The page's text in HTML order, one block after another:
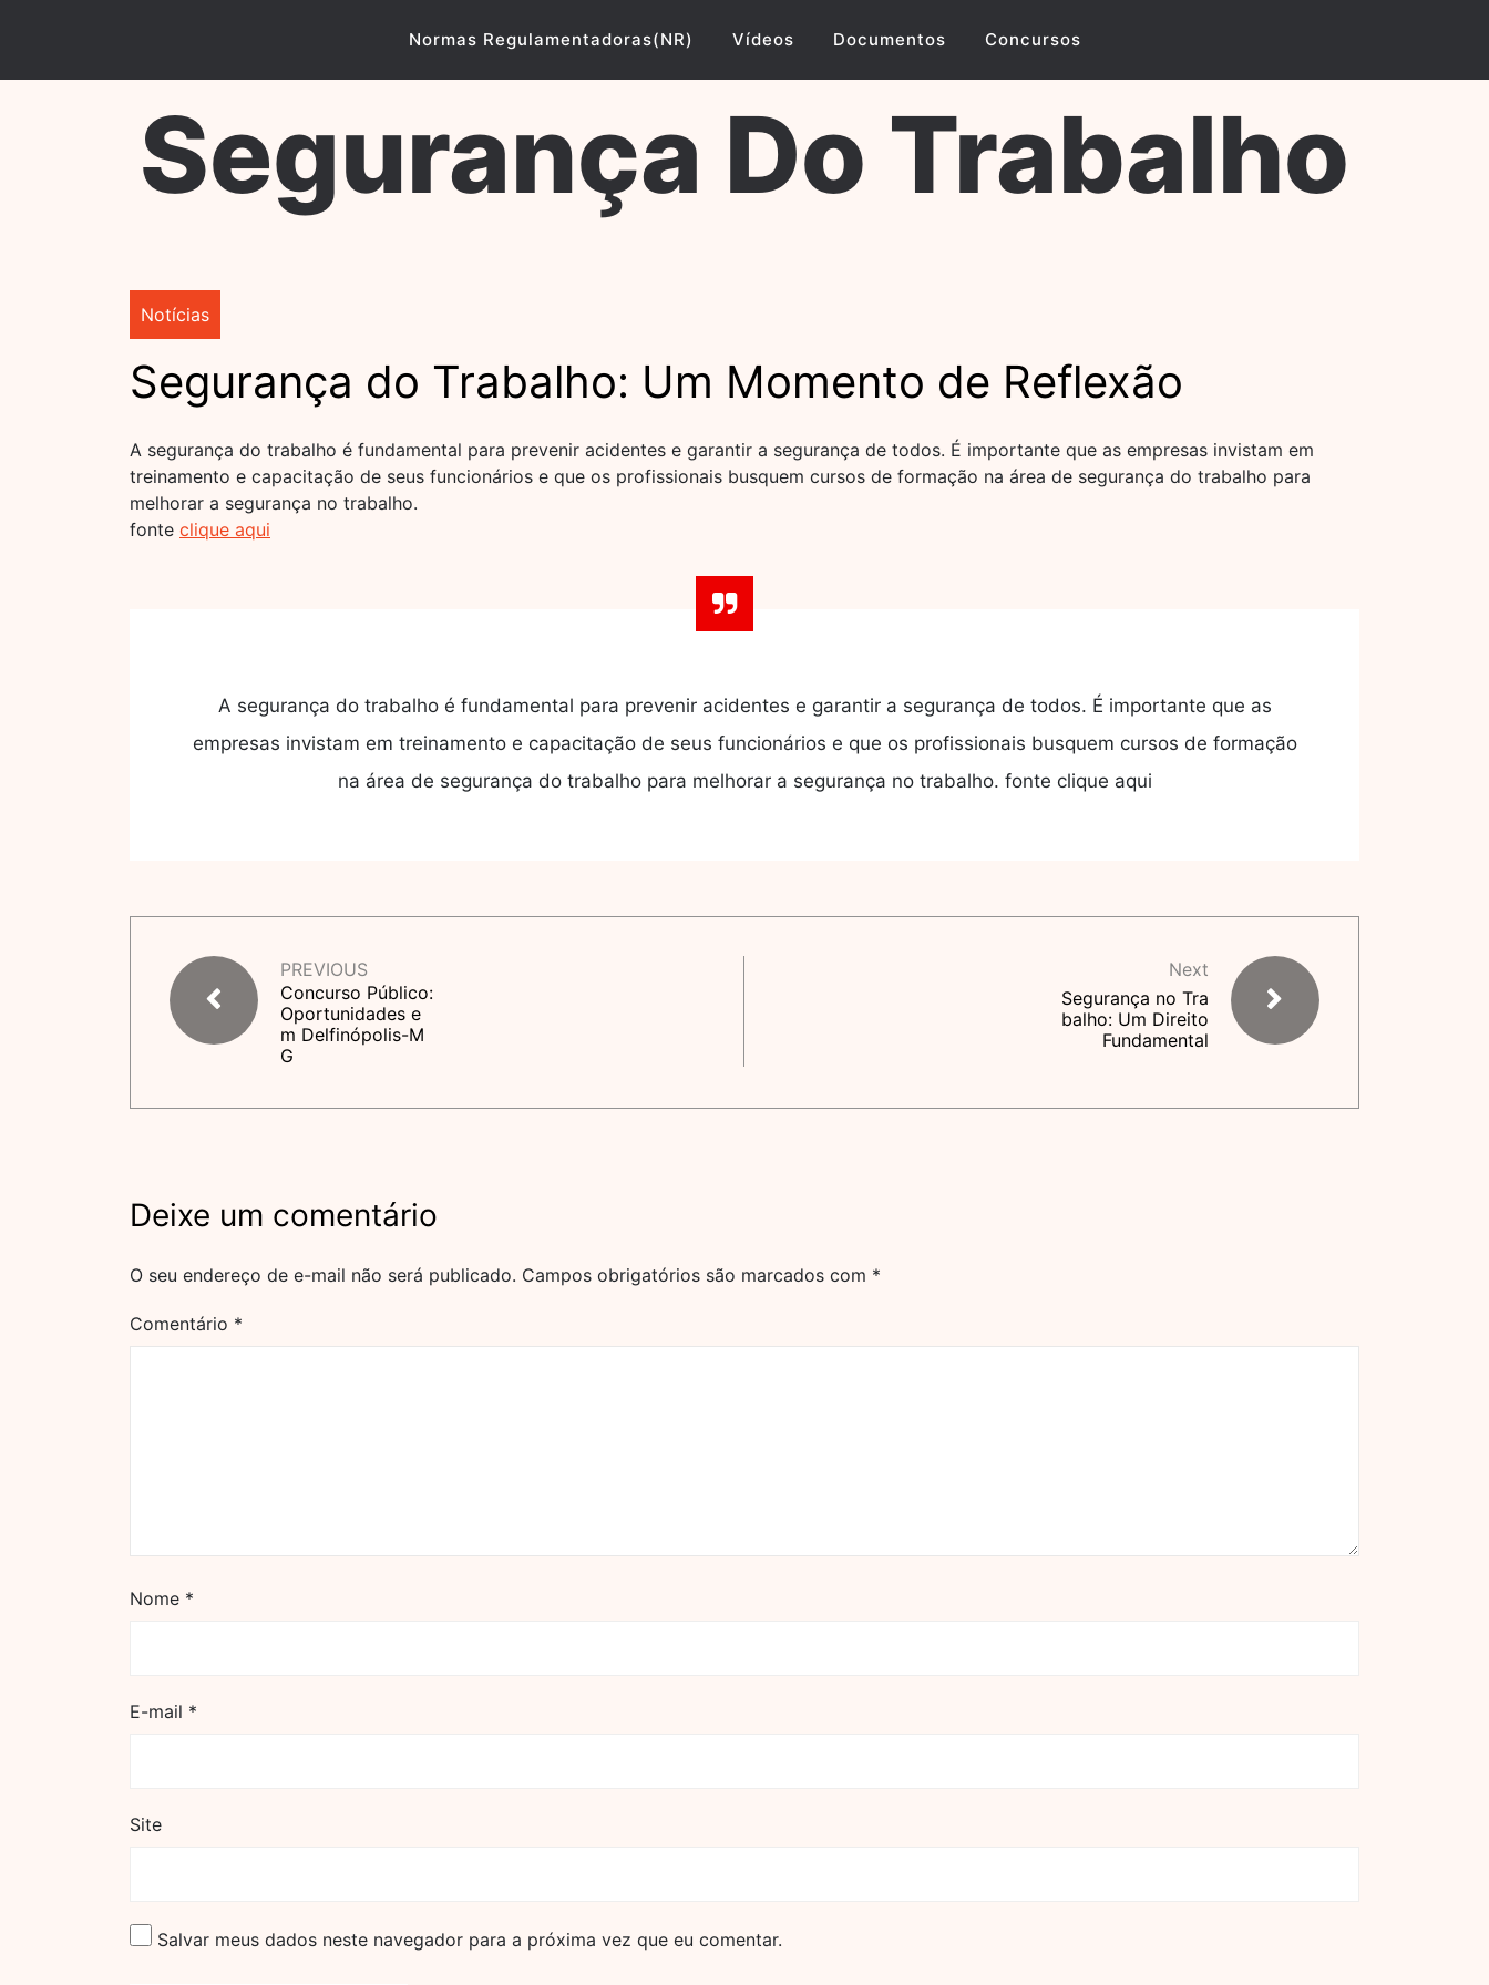
Normas Regulamentadoras(NR) Vídeos Documentos Concursos
Segurança Do Trabalho
Notícias
Segurança do Trabalho: Um Momento de Reflexão
A segurança do trabalho é fundamental para prevenir acidentes e garantir a segurança de todos. É importante que as empresas invistam em
treinamento e capacitação de seus funcionários e que os profissionais busquem cursos de formação na área de segurança do trabalho para
melhorar a segurança no trabalho.
fonte clique aqui
A segurança do trabalho é fundamental para prevenir acidentes e garantir a segurança de todos. É importante que as
empresas invistam em treinamento e capacitação de seus funcionários e que os profissionais busquem cursos de formação
na área de segurança do trabalho para melhorar a segurança no trabalho. fonte clique aqui
PREVIOUS
Concurso Público:
Oportunidades e
m Delfinópolis-M
G
Next
Segurança no Tra
balho: Um Direito
Fundamental
Deixe um comentário
O seu endereço de e-mail não será publicado. Campos obrigatórios são marcados com *
Comentário *
Nome *
E-mail *
Site
Salvar meus dados neste navegador para a próxima vez que eu comentar.